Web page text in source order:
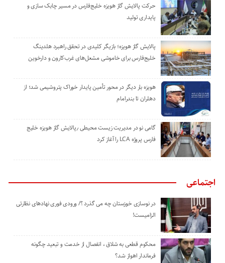
حرکت پالایش گاز هویزه خلیج‌فارس در مسیر چابک سازی و
پایداری تولید
پالایش گاز هویزه؛ بازیگر کلیدی در تحقق راهبرد هلدینگ
خلیج‌فارس برای خاموشی مشعل‌های غرب‌کارون و دارخوین
هویزه بار دیگر در محور تأمین پایدار خوراک پتروشیمی شد؛ از
دهلران تا بندرامام
گامی نو در مدیریت زیست ‌محیطی ٫پالایش گاز هویزه خلیج
‌فارس پروژه LCA را آغاز کرد
اجتماعی
در نوسازی خوزستان چه می گذرد ؟/ ورودی فوری نهادهای نظارتی
الزامیست!
محکوم قطعی به شلاق ، انفصال از خدمت و تبعید چگونه
فرماندار اهواز شد؟